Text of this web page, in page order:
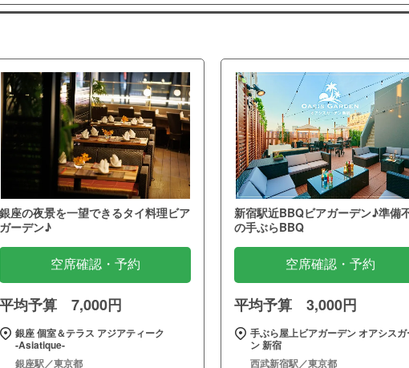
銀座の夜景を一望できるタイ料理ビア
ガーデン♪
空席確認・予約
平均予算 7,000円
銀座 個室＆テラス アジアティーク
‐Asiatique‐
銀座駅／東京都
新宿駅近BBQビアガーデン♪準備
の手ぶらBBQ
空席確認・予約
平均予算 3,000円
手ぶら屋上ビアガーデン オアシス
ン 新宿
西武新宿駅／東京都